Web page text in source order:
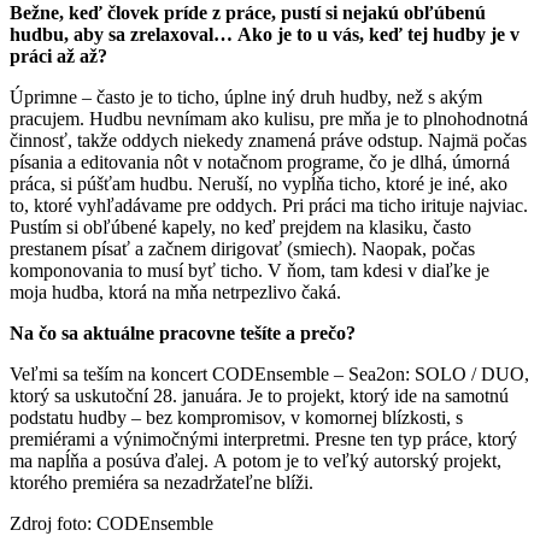
Bežne, keď človek príde z práce, pustí si nejakú obľúbenú
hudbu, aby sa zrelaxoval… Ako je to u vás, keď tej hudby je v
práci až až?
Úprimne – často je to ticho, úplne iný druh hudby, než s akým
pracujem. Hudbu nevnímam ako kulisu, pre mňa je to plnohodnotná
činnosť, takže oddych niekedy znamená práve odstup. Najmä počas
písania a editovania nôt v notačnom programe, čo je dlhá, úmorná
práca, si púšťam hudbu. Neruší, no vypĺňa ticho, ktoré je iné, ako
to, ktoré vyhľadávame pre oddych. Pri práci ma ticho irituje najviac.
Pustím si obľúbené kapely, no keď prejdem na klasiku, často
prestanem písať a začnem dirigovať (smiech). Naopak, počas
komponovania to musí byť ticho. V ňom, tam kdesi v diaľke je
moja hudba, ktorá na mňa netrpezlivo čaká.
Na čo sa aktuálne pracovne tešíte a prečo?
Veľmi sa teším na koncert CODEnsemble – Sea2on: SOLO / DUO,
ktorý sa uskutoční 28. januára. Je to projekt, ktorý ide na samotnú
podstatu hudby – bez kompromisov, v komornej blízkosti, s
premiérami a výnimočnými interpretmi. Presne ten typ práce, ktorý
ma napĺňa a posúva ďalej. A potom je to veľký autorský projekt,
ktorého premiéra sa nezadržateľne blíži.
Zdroj foto: CODEnsemble